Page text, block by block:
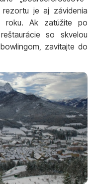
je aj závidenia
roku. Ak zatúžite po
so skvelou
zavítajte do